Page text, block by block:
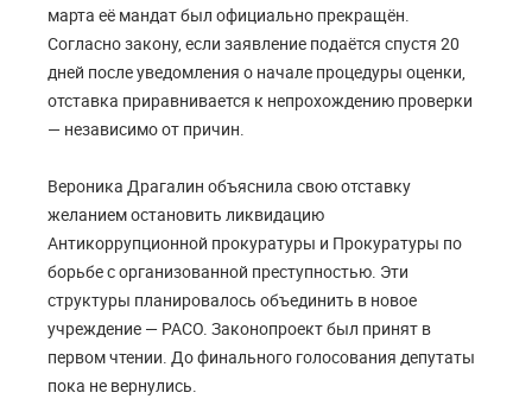
марта её мандат был официально прекращён.
Согласно закону, если заявление подаётся спустя 20
дней после уведомления о начале процедуры оценки,
отставка приравнивается к непрохождению проверки
— независимо от причин.
Вероника Драгалин объяснила свою отставку
желанием остановить ликвидацию
Антикоррупционной прокуратуры и Прокуратуры по
борьбе с организованной преступностью. Эти
структуры планировалось объединить в новое
учреждение — PACO. Законопроект был принят в
первом чтении. До финального голосования депутаты
пока не вернулись.